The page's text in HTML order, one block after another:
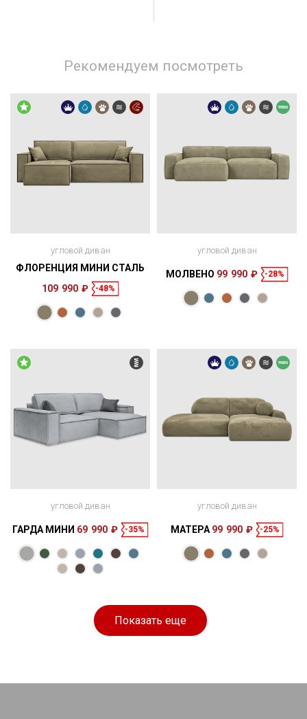
Рекомендуем посмотреть
Размеры
см
Спальное
угловой диван
ФЛОРЕНЦИЯ МИНИ СТАЛЬ
109 990 ₽
-48%
Размеры
см
угловой диван
МОЛВЕНО 99 990 ₽ -28%
Размеры
Спальное
угловой диван
ГАРДА МИНИ 69 990 ₽ -35%
Размеры
угловой диван
МАТЕРА 99 990 ₽ -25%
Показать еще